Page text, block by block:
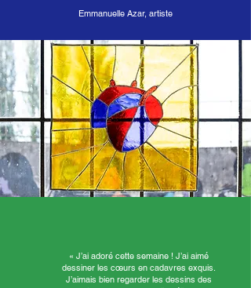
Emmanuelle Azar, artiste
« J’ai adoré cette semaine ! J’ai aimé
dessiner les cœurs en cadavres exquis.
J’aimais bien regarder les dessins des